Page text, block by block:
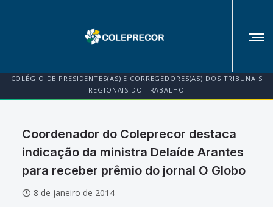
COLÉGIO DE PRESIDENTES(AS) E CORREGEDORES(AS) DOS TRIBUNAIS
REGIONAIS DO TRABALHO
Coordenador do Coleprecor destaca
indicação da ministra Delaíde Arantes
para receber prêmio do jornal O Globo
8 de janeiro de 2014